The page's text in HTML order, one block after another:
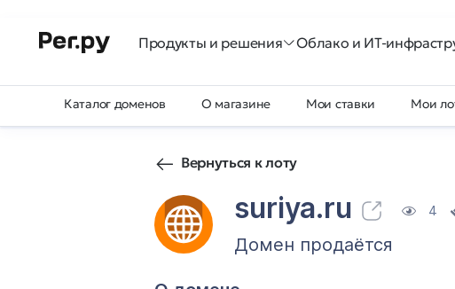
Продукты и решения Облако и ИТ-
Каталог доменов О магазине Мои ставки Мои
Вернуться к лоту
suriya.ru 4
Домен продаётся